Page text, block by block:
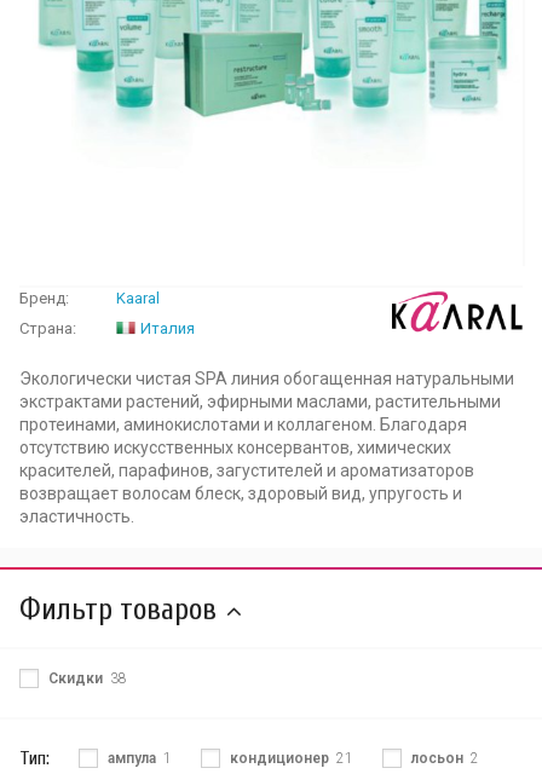
Бренд:
Kaaral
Страна:
Италия
Экологически чистая SPA линия обогащенная натуральными
экстрактами растений, эфирными маслами, растительными
протеинами, аминокислотами и коллагеном. Благодаря
отсутствию искусственных консервантов, химических
красителей, парафинов, загустителей и ароматизаторов
возвращает волосам блеск, здоровый вид, упругость и
эластичность.
Фильтр товаров
Скидки 38
Тип: ампула 1 кондиционер 21 лосьон 2